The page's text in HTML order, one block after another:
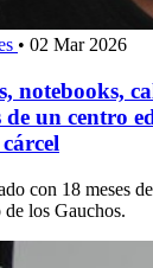
• 02 Mar 2026
notebooks,
de un centro
con 18 meses
los Gauchos.